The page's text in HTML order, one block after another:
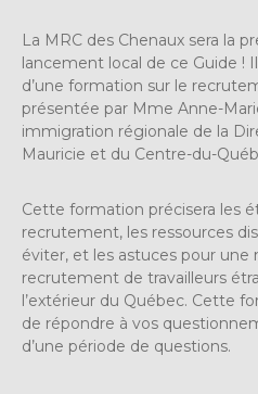
La MRC des Chenaux sera la
lancement local de ce Guide !
d’une formation sur le
présentée par Mme Anne-
immigration régionale de la
Mauricie et du Centre-du-
Cette formation précisera les
recrutement, les ressources
éviter, et les astuces pour une
recrutement de travailleurs
l’extérieur du Québec. Cette
de répondre à vos
d’une période de questions.